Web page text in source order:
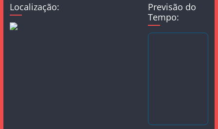
Localização:
Previsão do
Tempo: